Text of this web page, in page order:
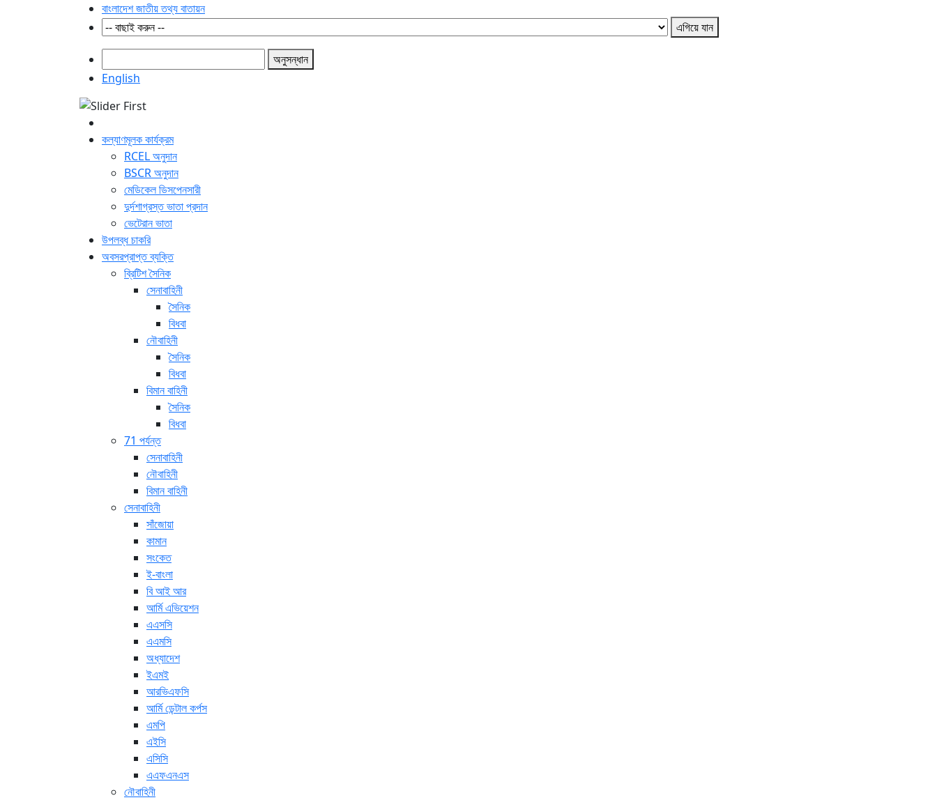
বাংলাদেশ জাতীয় তথ্য বাতায়ন
এগিয়ে যান
অনুসন্ধান
English
কল্যাণমূলক কার্যক্রম
RCEL অনুদান
BSCR অনুদান
মেডিকেল ডিসপেনসারী
দুর্দশাগ্রস্ত ভাতা প্রদান
ভেটেরান ভাতা
উপলব্ধ চাকরি
অবসরপ্রাপ্ত ব্যক্তি
ব্রিটিশ সৈনিক
সেনাবাহিনী
সৈনিক
বিধবা
নৌবাহিনী
সৈনিক
বিধবা
বিমান বাহিনী
সৈনিক
বিধবা
71 পর্যন্ত
সেনাবাহিনী
নৌবাহিনী
বিমান বাহিনী
সেনাবাহিনী
সাঁজোয়া
কামান
সংকেত
ই-বাংলা
বি আই আর
আর্মি এভিয়েশন
এএসসি
এএমসি
অধ্যাদেশ
ইএমই
আরভিএফসি
আর্মি ডেন্টাল কর্পস
এমপি
এইসি
এসিসি
এএফএনএস
নৌবাহিনী